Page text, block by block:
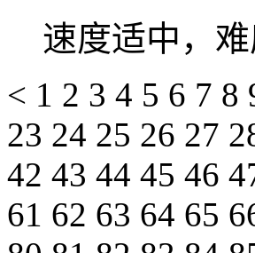
速度适中，
< 1 2 3 4 5 6 7 8
23 24 25 26 27
42 43 44 45 46
61 62 63 64 65